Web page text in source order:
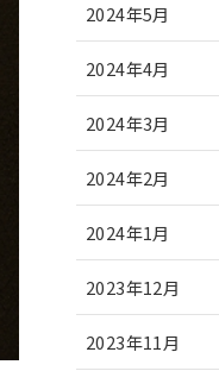
2024年5月
2024年4月
2024年3月
2024年2月
2024年1月
2023年12月
2023年11月